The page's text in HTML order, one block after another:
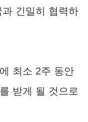
긴밀히 협력하
최소 2주 동안
받게 될 것으로